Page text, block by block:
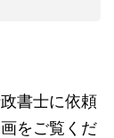
書士に依頼
をご覧くだ